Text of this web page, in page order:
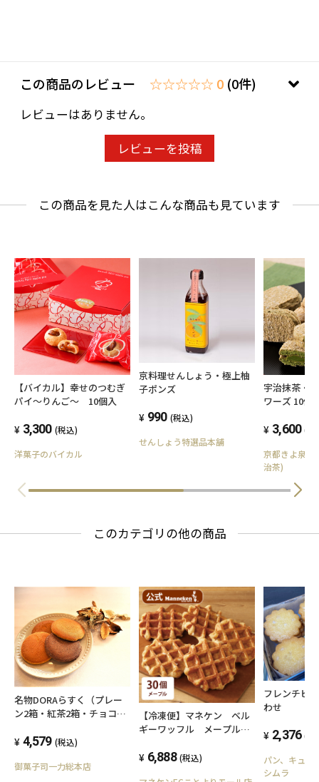
この商品のレビュー ☆☆☆☆☆ 0 (0件)
レビューはありません。
レビューを投稿
この商品を見た人はこんな商品も見ています
【バイカル】幸せのつむぎ
パイ～りんご～ 10個入
3,300 (税込)
洋菓子のバイカル
京料理せんしょう・極上柚
子ポンズ
990 (税込)
せんしょう特選品本舗
宇治抹茶・
ワーズ 10個
3,600 (税
京都きよ泉(
治茶)
このカテゴリの他の商品
名物DORAらすく（プレー
ン2箱・紅茶2箱・チョコ2
4,579 (税込)
御菓子司一力総本店
【冷凍便】マネケン ベル
ギーワッフル メープルワ
6,888 (税込)
フレンチビ
わせ
2,376 (税
パン、キュイ
シムラ